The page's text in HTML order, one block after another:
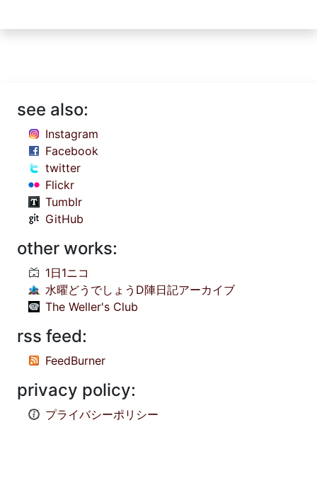
see also:
Instagram
Facebook
twitter
Flickr
Tumblr
GitHub
other works:
1日1ニコ
水曜どうでしょうD陣日記アーカイブ
The Weller's Club
rss feed:
FeedBurner
privacy policy:
プライバシーポリシー